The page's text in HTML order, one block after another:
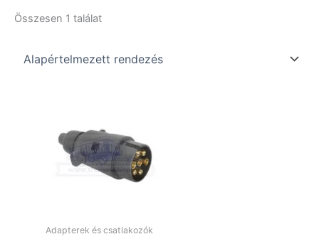
Összesen 1 találat
Adapterek és csatlakozók